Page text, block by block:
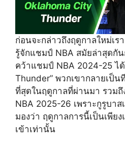
ก่อนจะกล่าวถึงฤดูกาลใหม่เ
รู้จักแชมป์ NBA สมัยล่าสุดกั
คว้าแชมป์ NBA 2024-25 ไ
Thunder” พวกเขากลายเป็
ที่สุดในฤดูกาลที่ผ่านมา รวมถึ
NBA 2025-26 เพราะกูรูบา
มองว่า ฤดูกาลการนี้เป็นเพีย
เข้าเท่านั้น